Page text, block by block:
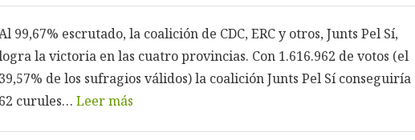
99,67% escrutado, la coalición de CDC, ERC y otros, Junts Pel Sí,
la victoria en las cuatro provincias. Con 1.616.962 de votos (el
39,57% de los sufragios válidos) la coalición Junts Pel Sí conseguiría
62 curules… Leer más